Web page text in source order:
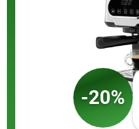
-20%